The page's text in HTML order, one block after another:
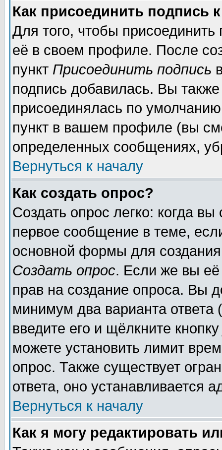
Как присоединить подпись
Для того, чтобы
её в своем профиле. После
пункт Присоединить подпись
подпись добавилась. Вы
присоединялась по
пункт в вашем профиле (вы
определенных сообщениях,
Вернуться к началу
Как создать опрос?
Создать опрос легко: когда
первое сообщение в теме,
основной формы для
Создать опрос. Если же вы её
прав на создание опроса. Вы
минимум два варианта ответа
введите его и щёлкните
можете установить лимит
опрос. Также существует
ответа, оно устанавливается
Вернуться к началу
Как я могу редактировать